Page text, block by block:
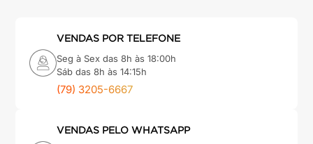
VENDAS POR TELEFONE
Seg à Sex das 8h às 18:00h
Sáb das 8h às 14:15h
(79) 3205-6667
VENDAS PELO WHATSAPP